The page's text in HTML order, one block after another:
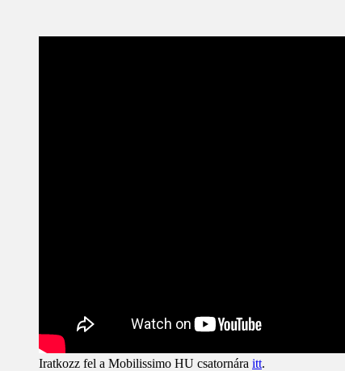
Iratkozz fel a Mobilissimo HU csatornára itt.